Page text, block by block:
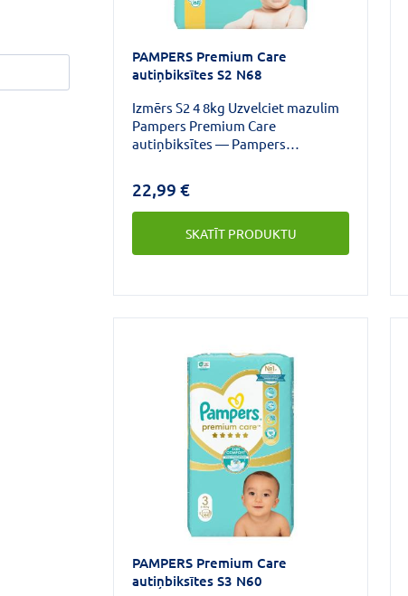
PAMPERS Premium Care
autiņbiksītes S2 N68
Izmērs S2 4 8kg Uzvelciet mazulim
Pampers Premium Care
autiņbiksītes — Pampers
maigas kā dūnas, un tagad tām ir
absorbējošs slānis/virsējais
pārklājums ar Heart Quilts
materiālu, kas neļauj mitrumam un
ādu.
22,99 €
SKATĪT PRODUKTU
PAMPERS Premium Care
autiņbiksītes S3 N60